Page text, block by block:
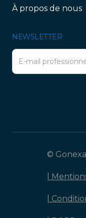
À propos de nous
NEWSLETTER
©
|
|